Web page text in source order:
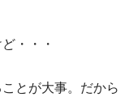
・・・
とが大事。だから